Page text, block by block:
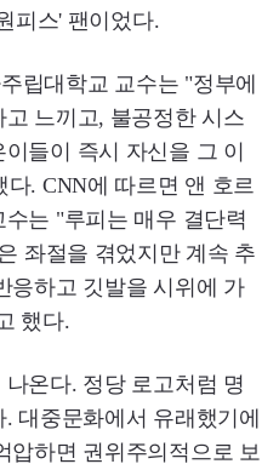
피스' 팬이었다.
립대학교 교수는 "정부에
느끼고, 불공정한 시스
들이 즉시 자신을 그 이
. CNN에 따르면 앤 호르
는 "루피는 매우 결단력
좌절을 겪었지만 계속 추
응하고 깃발을 시위에 가
했다.
온다. 정당 로고처럼 명
대중문화에서 유래했기에
압하면 권위주의적으로 보